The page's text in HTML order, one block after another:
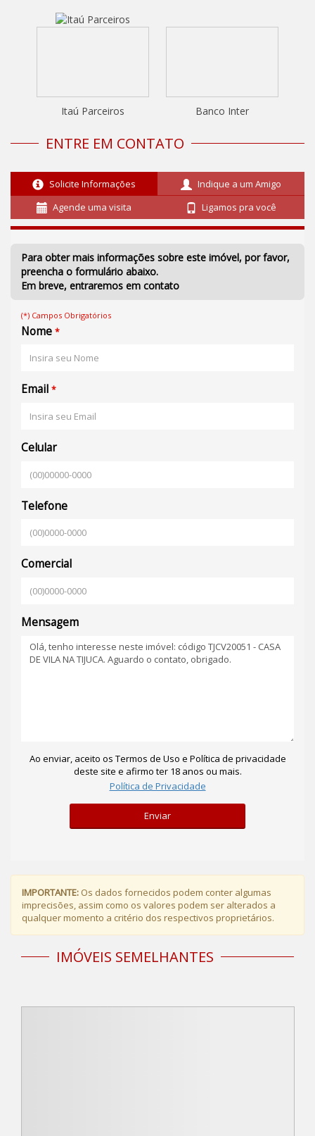
Itaú Parceiros Banco Inter
ENTRE EM CONTATO
Solicite Informações
Indique a um Amigo
Agende uma visita
Ligamos pra você
Para obter mais informações sobre este imóvel, por favor,
preencha o formulário abaixo.
Em breve, entraremos em contato
(*) Campos Obrigatórios
Nome *
Email *
Celular
Telefone
Comercial
Mensagem
Ao enviar, aceito os Termos de Uso e Política de privacidade
deste site e afirmo ter 18 anos ou mais.
Política de Privacidade
Enviar
IMPORTANTE: Os dados fornecidos podem conter algumas
imprecisões, assim como os valores podem ser alterados a
qualquer momento a critério dos respectivos proprietários.
IMÓVEIS SEMELHANTES